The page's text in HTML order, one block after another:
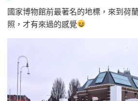
國家博物館前最著名的地標，來到荷
照，才有來過的感覺